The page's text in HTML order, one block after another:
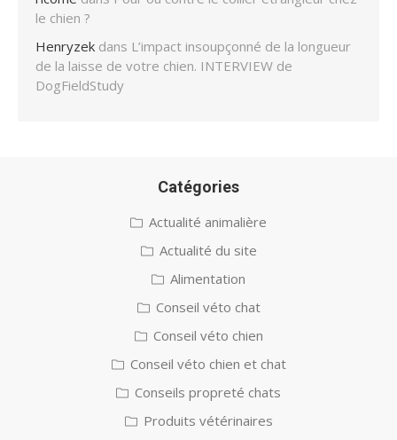
le chien ?
Henryzek dans L’impact insoupçonné de la longueur
de la laisse de votre chien. INTERVIEW de
DogFieldStudy
Catégories
Actualité animalière
Actualité du site
Alimentation
Conseil véto chat
Conseil véto chien
Conseil véto chien et chat
Conseils propreté chats
Produits vétérinaires